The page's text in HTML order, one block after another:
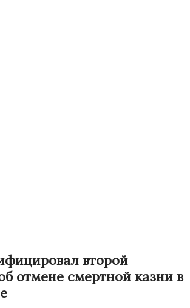
второй
отмене смертной казни в